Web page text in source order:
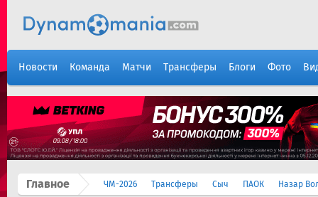
Новости Команда Матчи Трансферы Блоги Фото
Главное ЧМ-2026 Трансферы Сыч ПАОК Назар